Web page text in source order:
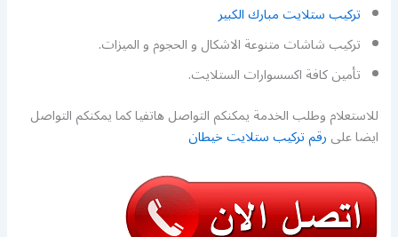
تركيب ستلايت مبارك الكبير
تركيب شاشات متنوعة الاشكال و الحجوم و الميزات.
تأمين كافة اكسسوارات الستلايت.
للاستعلام وطلب الخدمة يمكنكم التواصل هاتفيا كما يمكنكم التواصل
ايضا علىرقم تركيب ستلايت خيطان